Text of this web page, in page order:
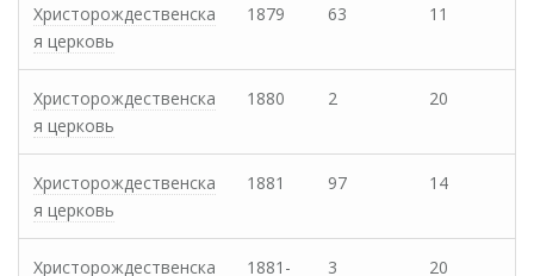
Христорождественска
я церковь
1879 63 11
Христорождественска
я церковь
1880 2 20
Христорождественска
я церковь
1881 97 14
Христорождественска
1881-
3 20